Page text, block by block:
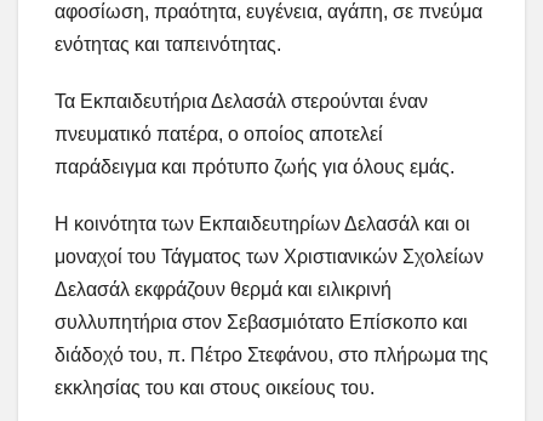
αφοσίωση, πραότητα, ευγένεια, αγάπη, σε πνεύμα
ενότητας και ταπεινότητας.
Τα Εκπαιδευτήρια Δελασάλ στερούνται έναν
πνευματικό πατέρα, ο οποίος αποτελεί
παράδειγμα και πρότυπο ζωής για όλους εμάς.
Η κοινότητα των Εκπαιδευτηρίων Δελασάλ και οι
μοναχοί του Τάγματος των Χριστιανικών Σχολείων
Δελασάλ εκφράζουν θερμά και ειλικρινή
συλλυπητήρια στον Σεβασμιότατο Επίσκοπο και
διάδοχό του, π. Πέτρο Στεφάνου, στο πλήρωμα της
εκκλησίας του και στους οικείους του.